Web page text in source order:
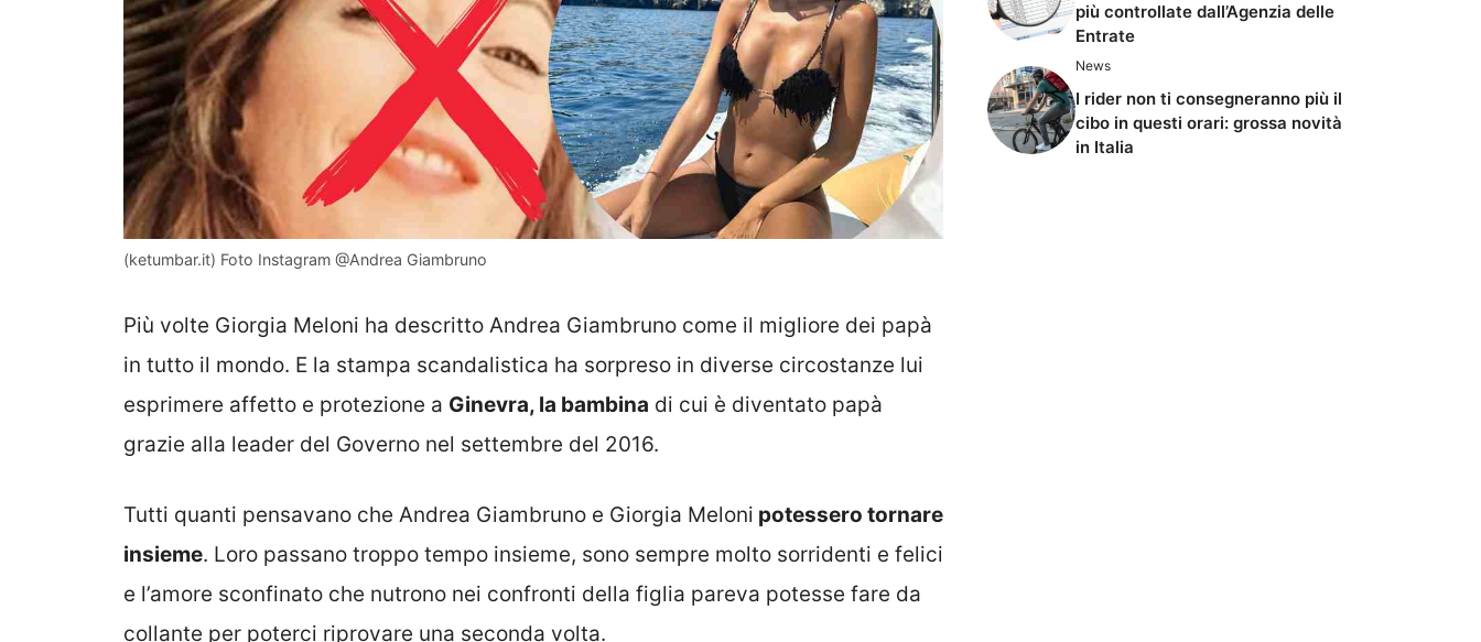
(ketumbar.it) Foto Instagram @Andrea Giambruno
Più volte Giorgia Meloni ha descritto Andrea Giambruno come il migliore dei papà
in tutto il mondo. E la stampa scandalistica ha sorpreso in diverse circostanze lui
esprimere affetto e protezione a Ginevra, la bambina di cui è diventato papà
grazie alla leader del Governo nel settembre del 2016.
Tutti quanti pensavano che Andrea Giambruno e Giorgia Meloni potessero tornare
insieme. Loro passano troppo tempo insieme, sono sempre molto sorridenti e felici
e l’amore sconfinato che nutrono nei confronti della figlia pareva potesse fare da
collante per poterci riprovare una seconda volta.
più controllate dall’Agenzia delle
Entrate
News
I rider non ti consegneranno più il
cibo in questi orari: grossa novità
in Italia